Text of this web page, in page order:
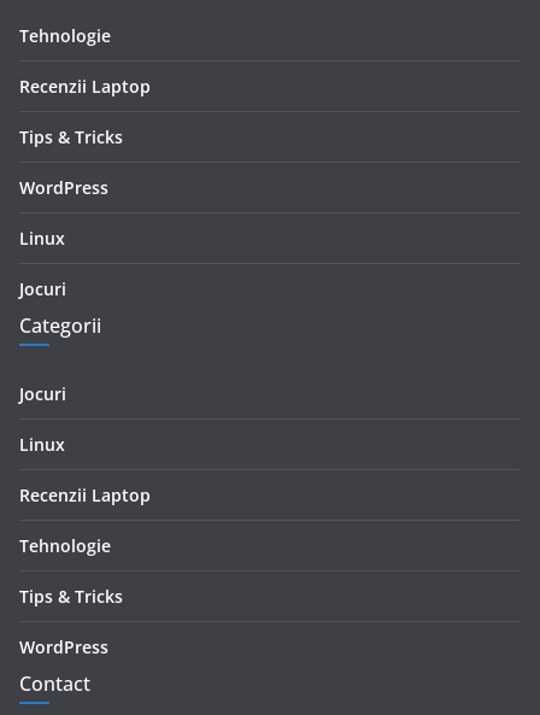
Tehnologie
Recenzii Laptop
Tips & Tricks
WordPress
Linux
Jocuri
Categorii
Jocuri
Linux
Recenzii Laptop
Tehnologie
Tips & Tricks
WordPress
Contact